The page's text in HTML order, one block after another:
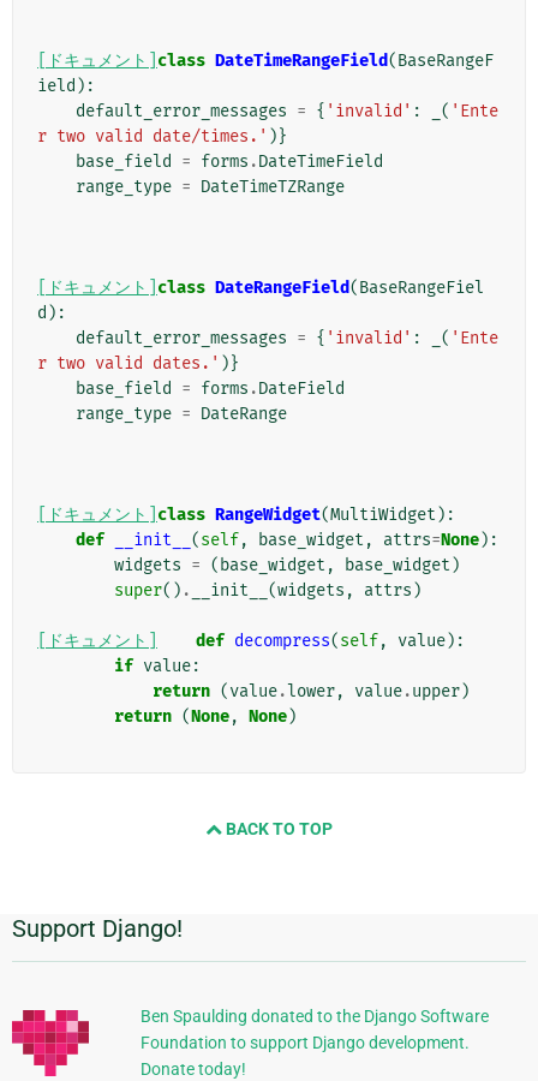
[ドキュメント] class DateTimeRangeField(BaseRangeF
ield ):
default_error_messages = { 'invalid' : ( 'Ente
r two valid date/times.' )}
base_field
= forms .DateTimeField
range_type = DateTimeTZRange
[ドキュメント] class DateRangeField(BaseRangeFiel
d ):
default_error_messages = { 'invalid' : ( 'Ente
r two valid dates.' )}
base_field
= forms .DateField
range_type = DateRange
[ドキュメント] class RangeWidget(MultiWidget ):
def
__init__ (self, base_widget , attrs=None):
widgets = ( base_widget , base_widget )
super() . __init__ (widgets , attrs )
[ドキュメント] def decompress(self, value):
if value:
return (value.lower, value.upper)
return (None, None)
BACK TO TOP
追
加
的
な
Support Django!
Ben Spaulding donated to the Django Software
Foundation to support Django development.
Donate today!